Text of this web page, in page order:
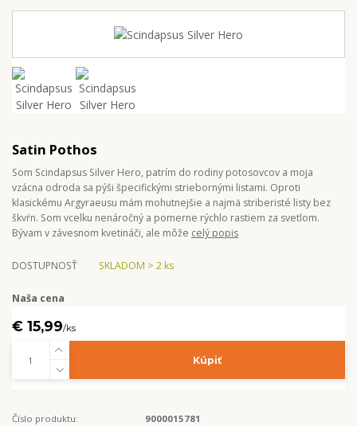
Satin Pothos
Som Scindapsus Silver Hero, patrím do rodiny potosovcov a moja
vzácna odroda sa pýši špecifickými striebornými listami. Oproti
klasickému Argyraeusu mám mohutnejšie a najmä striberisté listy bez
škvŕn. Som vcelku nenáročný a pomerne rýchlo rastiem za svetlom.
Bývam v závesnom kvetináči, ale môže celý popis
DOSTUPNOSŤ SKLADOM > 2 ks
Naša cena
€ 15,99/ks
Kúpiť
Číslo produktu:
9000015781